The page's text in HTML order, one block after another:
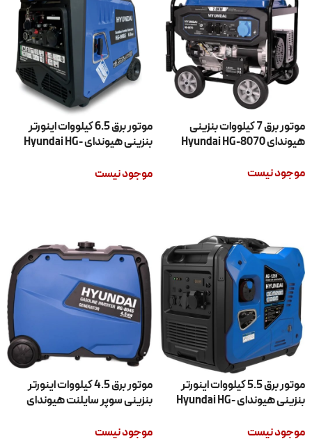
موتور برق 7 کیلووات بنزینی
هیوندای Hyundai HG-8070
موجود نیست
موتور برق 6.5 کیلووات اینورتر
بنزینی هیوندای Hyundai HG-
موجود نیست
موتور برق 5.5 کیلووات اینورتر
بنزینی هیوندای Hyundai HG-
موجود نیست
موتور برق 4.5 کیلووات اینورتر
بنزینی سوپر سایلنت هیوندای
موجود نیست